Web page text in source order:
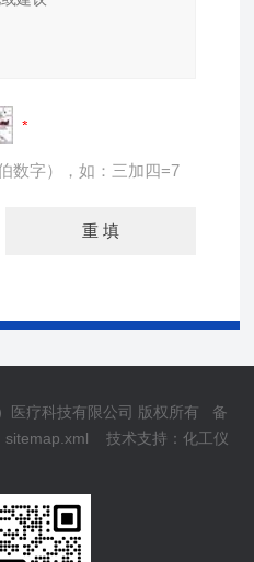
数字），如：三加四=7
医疗科技有限公司 版权所有 备
sitemap.xml 技术支持：化工仪